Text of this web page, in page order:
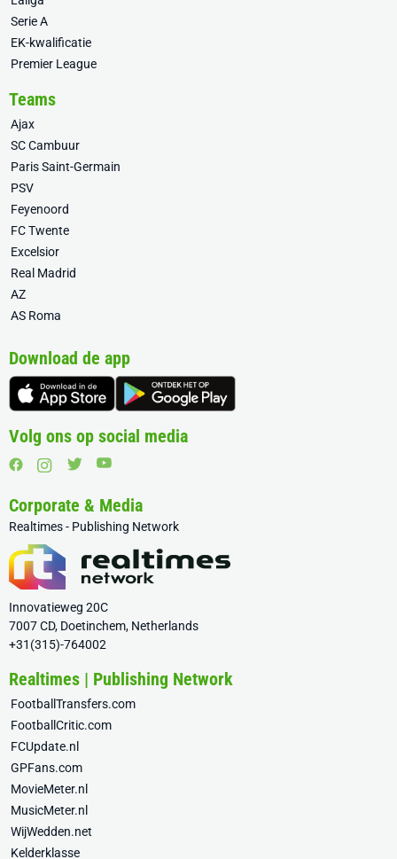
Serie A
EK-kwalificatie
Premier League
Teams
Ajax
SC Cambuur
Paris Saint-Germain
PSV
Feyenoord
FC Twente
Excelsior
Real Madrid
AZ
AS Roma
Download de app
Volg ons op social media
Corporate & Media
Realtimes - Publishing Network
Innovatieweg 20C
7007 CD, Doetinchem, Netherlands
+31(315)-764002
Realtimes | Publishing Network
FootballTransfers.com
FootballCritic.com
FCUpdate.nl
GPFans.com
MovieMeter.nl
MusicMeter.nl
WijWedden.net
Kelderklasse